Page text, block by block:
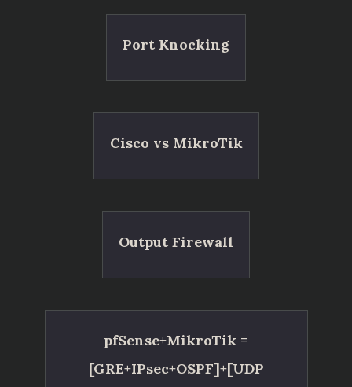
Port Knocking
Cisco vs MikroTik
Output Firewall
pfSense+MikroTik =
[GRE+IPsec+OSPF]+[UDP